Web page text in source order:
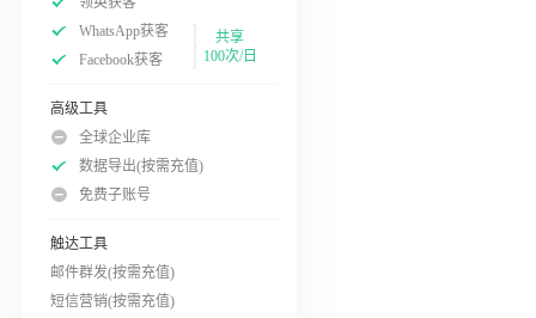
WhatsApp获客
Facebook获客
共享
100次/日
高级工具
全球企业库
数据导出(按需充值)
免费子账号
触达工具
邮件群发(按需充值)
短信营销(按需充值)